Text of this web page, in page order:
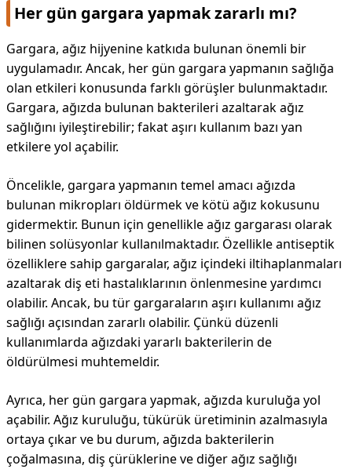
Her gün gargara yapmak zararlı mı?
Gargara, ağız hijyenine katkıda bulunan önemli bir
uygulamadır. Ancak, her gün gargara yapmanın sağlığa
olan etkileri konusunda farklı görüşler bulunmaktadır.
Gargara, ağızda bulunan bakterileri azaltarak ağız
sağlığını iyileştirebilir; fakat aşırı kullanım bazı yan
etkilere yol açabilir.
Öncelikle, gargara yapmanın temel amacı ağızda
bulunan mikropları öldürmek ve kötü ağız kokusunu
gidermektir. Bunun için genellikle ağız gargarası olarak
bilinen solüsyonlar kullanılmaktadır. Özellikle antiseptik
özelliklere sahip gargaralar, ağız içindeki iltihaplanmaları
azaltarak diş eti hastalıklarının önlenmesine yardımcı
olabilir. Ancak, bu tür gargaraların aşırı kullanımı ağız
sağlığı açısından zararlı olabilir. Çünkü düzenli
kullanımlarda ağızdaki yararlı bakterilerin de
öldürülmesi muhtemeldir.
Ayrıca, her gün gargara yapmak, ağızda kuruluğa yol
açabilir. Ağız kuruluğu, tükürük üretiminin azalmasıyla
ortaya çıkar ve bu durum, ağızda bakterilerin
çoğalmasına, diş çürüklerine ve diğer ağız sağlığı